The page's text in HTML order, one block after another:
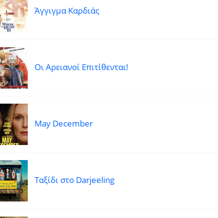
Άγγιγμα Καρδιάς
Οι Αρειανοί Επιτίθενται!
May December
Ταξίδι στο Darjeeling